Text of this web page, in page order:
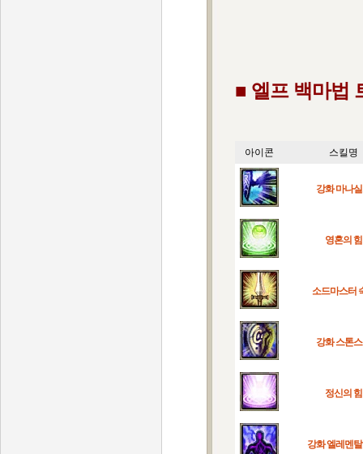
■ 엘프 백마법
아이콘 스킬명
강화 마나
영혼의 힘
소드마스터
강화 스톤
정신의 힘
강화 엘레멘